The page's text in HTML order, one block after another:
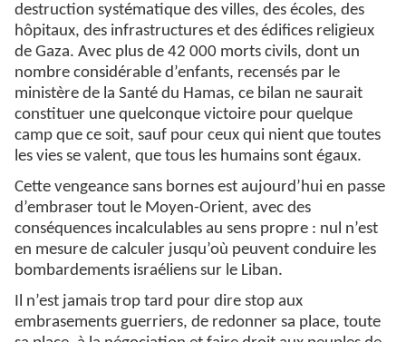
destruction systématique des villes, des écoles, des
hôpitaux, des infrastructures et des édifices religieux
de Gaza. Avec plus de 42 000 morts civils, dont un
nombre considérable d’enfants, recensés par le
ministère de la Santé du Hamas, ce bilan ne saurait
constituer une quelconque victoire pour quelque
camp que ce soit, sauf pour ceux qui nient que toutes
les vies se valent, que tous les humains sont égaux.
Cette vengeance sans bornes est aujourd’hui en passe
d’embraser tout le Moyen-Orient, avec des
conséquences incalculables au sens propre : nul n’est
en mesure de calculer jusqu’où peuvent conduire les
bombardements israéliens sur le Liban.
Il n’est jamais trop tard pour dire stop aux
embrasements guerriers, de redonner sa place, toute